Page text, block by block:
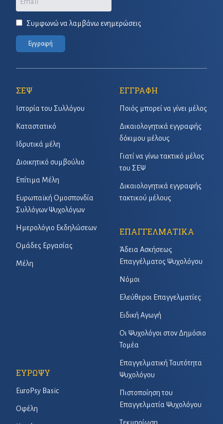
Συμφωνώ να λαμβάνω ενημερώσεις
Εγγραφή
ΣΕΨ
Ιστορία του Συλλόγου
Καταστατικό
Ιδρυτικά μέλη
Διοικητικό συμβούλιο
Επίτιμα Μέλη
Ευρωπαϊκή Ομοσπονδία
Συλλόγων Ψυχολόγων
Ημερολόγιο Εκδηλώσεων
Ομάδες Εργασίας
Μέλη
ΕΓΓΡΑΦΗ
Ποιός μπορεί να γίνει μέλος
Δικαιολογητικά εγγραφής
δόκιμου μέλους
Γιατί να γίνω τακτικό μέλος
του ΣΕΨ
Δικαιολογητικά εγγραφής
τακτικού μέλους
ΕΠΑΓΓΕΛΜΑΤΙΚΑ
Άδεια Ασκήσεως
Επαγγέλματος Ψυχολόγου
Νόμοι
Ελεύθεροι Επαγγελματίες
Ειδική Αγωγή
Οι Ψυχολόγοι στον Δημόσιο
Τομέα
Επαγγελματική Ταυτότητα
Ψυχολόγου
Πιστοποίηση του
Επαγγελματία Ψυχολόγου
Τεκμηρίωση
ΕΥΡΩΨΥ
EuroPsy Basic
Οφέλη